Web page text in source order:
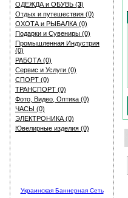
ОДЕЖДА и ОБУВЬ (3)
Отдых и путешествия (0)
ОХОТА и РЫБАЛКА (0)
Подарки и Сувениры (0)
Промышленная Индустрия
(0)
РАБОТА (0)
Сервис и Услуги (0)
СПОРТ (0)
ТРАНСПОРТ (0)
Фото, Видео, Оптика (0)
ЧАСЫ (0)
ЭЛЕКТРОНИКА (0)
Ювелирные изделия (0)
Украинская Баннерная Сеть